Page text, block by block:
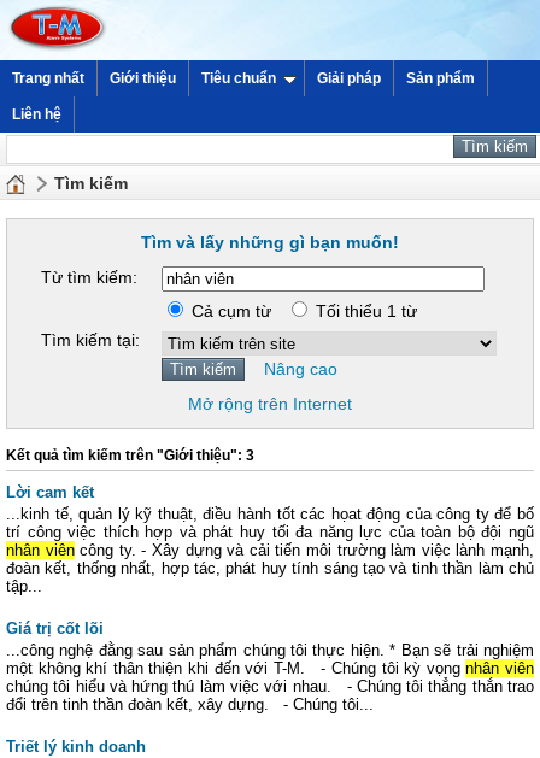
Trang nhất Giới thiệu Tiêu chuẩn Giải pháp Sản phẩm
Liên hệ
Tìm kiếm
Tìm và lấy những gì bạn muốn!
Từ tìm kiếm:
Cả cụm từ
Tối thiểu 1 từ
Tìm kiếm tại:
Nâng cao
Mở rộng trên Internet
Kết quả tìm kiếm trên "Giới thiệu": 3
Lời cam kết
...kinh tế, quản lý kỹ thuật, điều hành tốt các họat động của công ty để bố
trí công việc thích hợp và phát huy tối đa năng lực của toàn bộ đội ngũ
nhân viêncông ty. - Xây dựng và cải tiến môi trường làm việc lành mạnh,
đoàn kết, thống nhất, hợp tác, phát huy tính sáng tạo và tinh thần làm chủ
tập...
Giá trị cốt lõi
...công nghệ đằng sau sản phẩm chúng tôi thực hiện. * Bạn sẽ trải nghiệm
một không khí thân thiện khi đến với T-M. - Chúng tôi kỳ vọngnhân viên
chúng tôi hiểu và hứng thú làm việc với nhau. - Chúng tôi thẳng thắn trao
đổi trên tinh thần đoàn kết, xây dựng. - Chúng tôi...
Triết lý kinh doanh